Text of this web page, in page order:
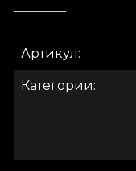
Abundance
нетканый
долговечный.
текстуры, чтобы
ощущение
матовая,
Артикул
Категории